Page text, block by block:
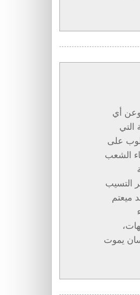
وعن أي
التي
على
الشعب
التسيب
ميعتم
يموت